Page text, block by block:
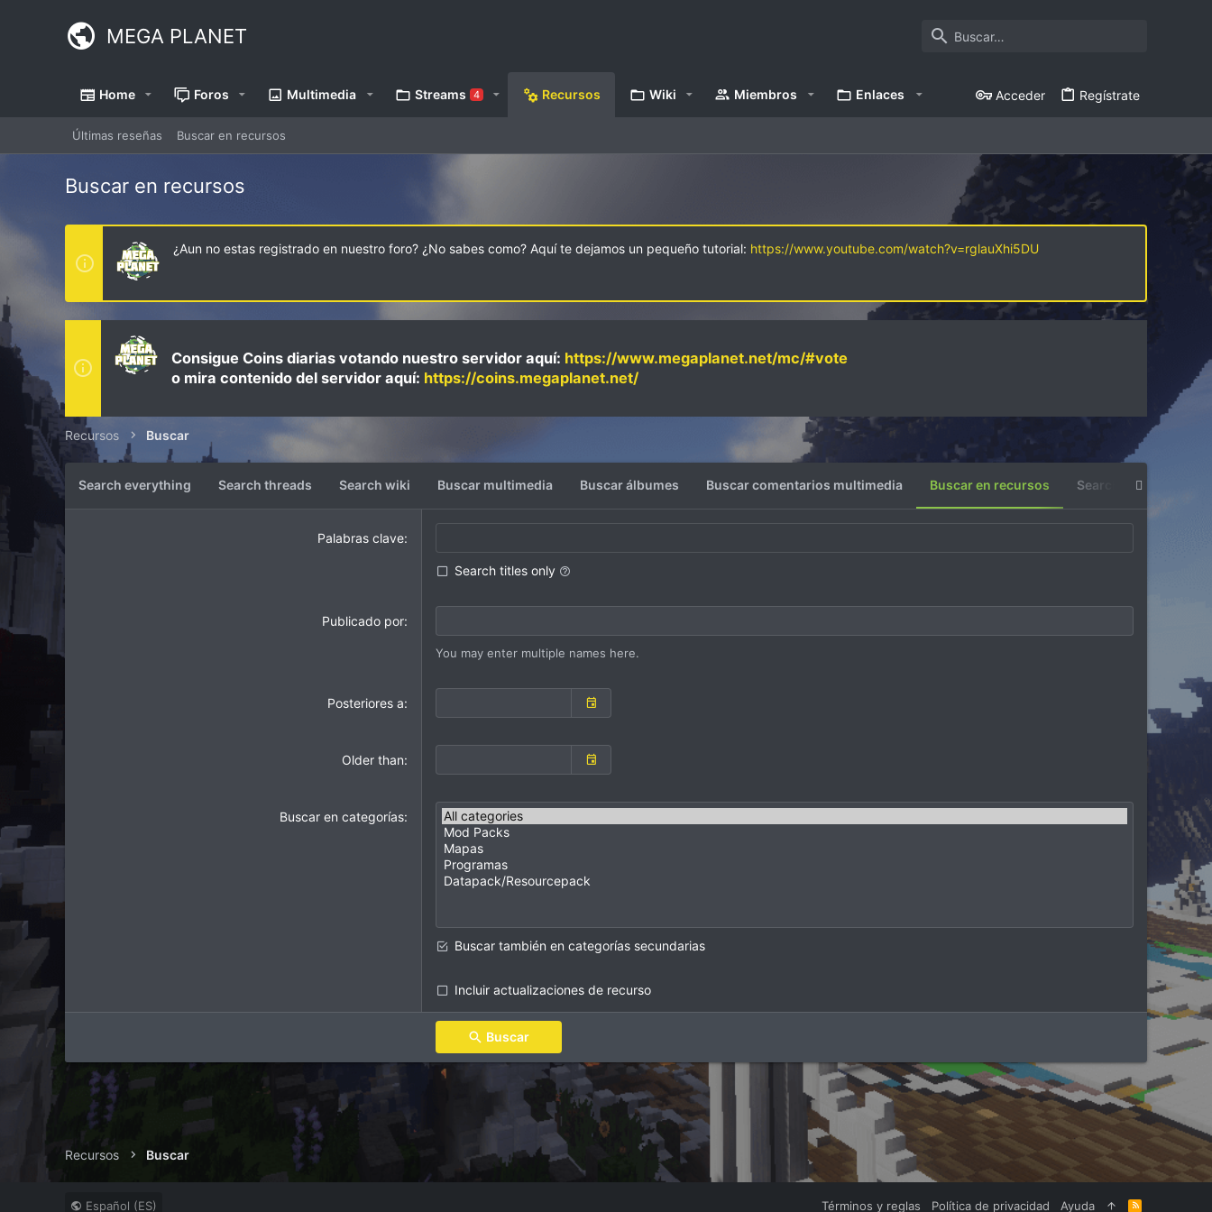
MEGA PLANET
Home Foros Multimedia Streams 4 Recursos Wiki Miembros Enlaces Acceder Regístrate
Últimas reseñas Buscar en recursos
Buscar en recursos
¿Aun no estas registrado en nuestro foro? ¿No sabes como? Aquí te dejamos un pequeño tutorial: https://www.youtube.com/watch?v=rglauXhi5DU
Consigue Coins diarias votando nuestro servidor aquí: https://www.megaplanet.net/mc/#vote
o mira contenido del servidor aquí: https://coins.megaplanet.net/
Recursos Buscar
Search everything Search threads Search wiki Buscar multimedia Buscar álbumes Buscar comentarios multimedia Buscar en recursos Search profile posts
Palabras clave
Search titles only
Publicado por
You may enter multiple names here.
Posteriores a
Older than
Buscar en categorías
Buscar también en categorías secundarias
Incluir actualizaciones de recurso
Buscar
Recursos Buscar
Español (ES) Términos y reglas Política de privacidad Ayuda
R